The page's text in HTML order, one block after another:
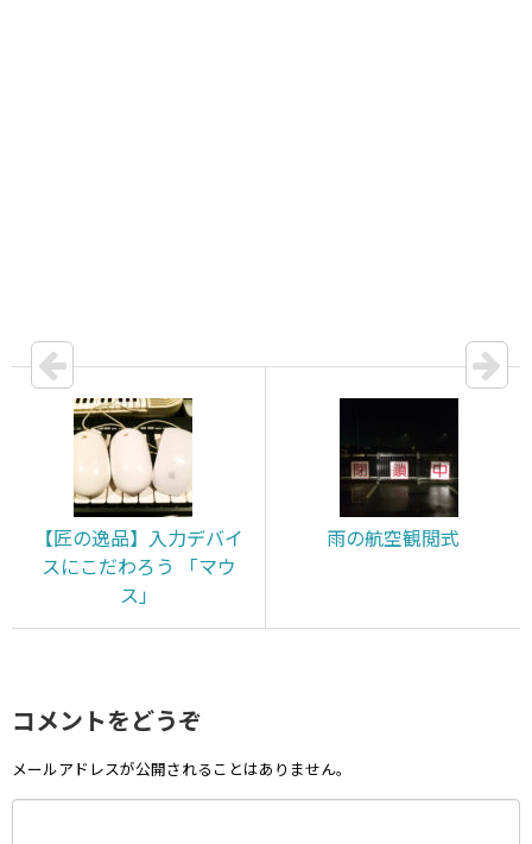
【匠の逸品】入力デバイ
スにこだわろう 「マウ
ス」
雨の航空観閲式
コメントをどうぞ
メールアドレスが公開されることはありません。